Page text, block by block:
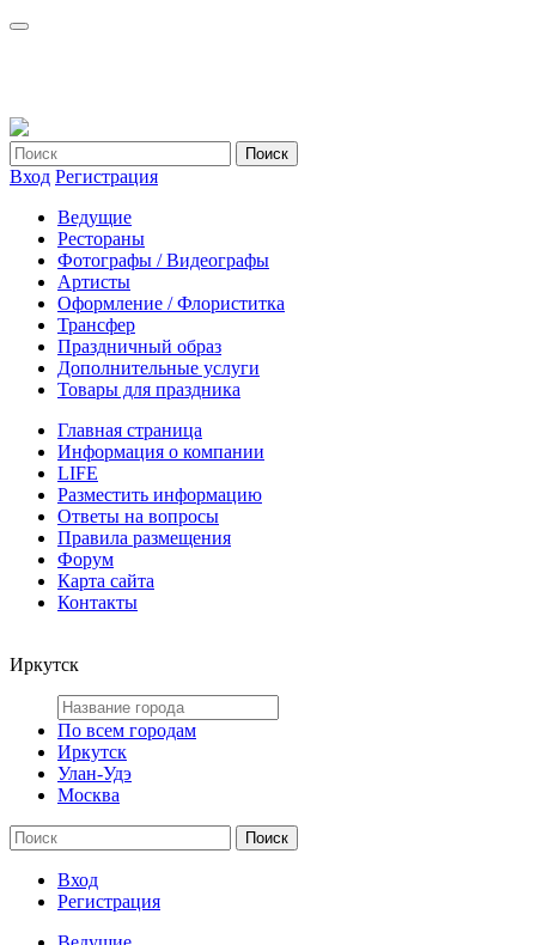
Вход Регистрация
Ведущие
Рестораны
Фотографы / Видеографы
Артисты
Оформление / Флориститка
Трансфер
Праздничный образ
Дополнительные услуги
Товары для праздника
Главная страница
Информация о компании
LIFE
Разместить информацию
Ответы на вопросы
Правила размещения
Форум
Карта сайта
Контакты
Иркутск
По всем городам
Иркутск
Улан-Удэ
Москва
Вход
Регистрация